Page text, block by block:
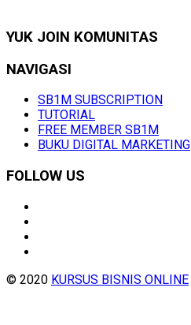
YUK JOIN KOMUNITAS
NAVIGASI
SB1M SUBSCRIPTION
TUTORIAL
FREE MEMBER SB1M
BUKU DIGITAL MARKETING
FOLLOW US
© 2020 KURSUS BISNIS ONLINE